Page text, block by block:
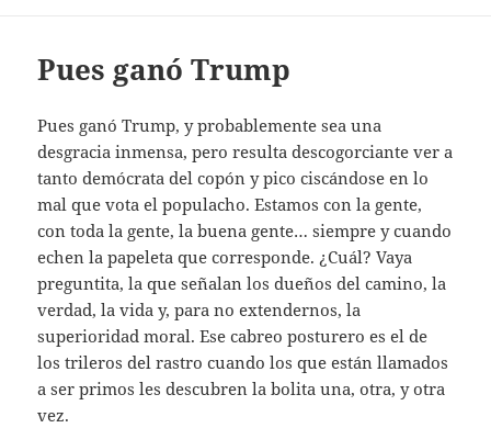
Pues ganó Trump
Pues ganó Trump, y probablemente sea una
desgracia inmensa, pero resulta descogorciante ver a
tanto demócrata del copón y pico ciscándose en lo
mal que vota el populacho. Estamos con la gente,
con toda la gente, la buena gente… siempre y cuando
echen la papeleta que corresponde. ¿Cuál? Vaya
preguntita, la que señalan los dueños del camino, la
verdad, la vida y, para no extendernos, la
superioridad moral. Ese cabreo posturero es el de
los trileros del rastro cuando los que están llamados
a ser primos les descubren la bolita una, otra, y otra
vez.